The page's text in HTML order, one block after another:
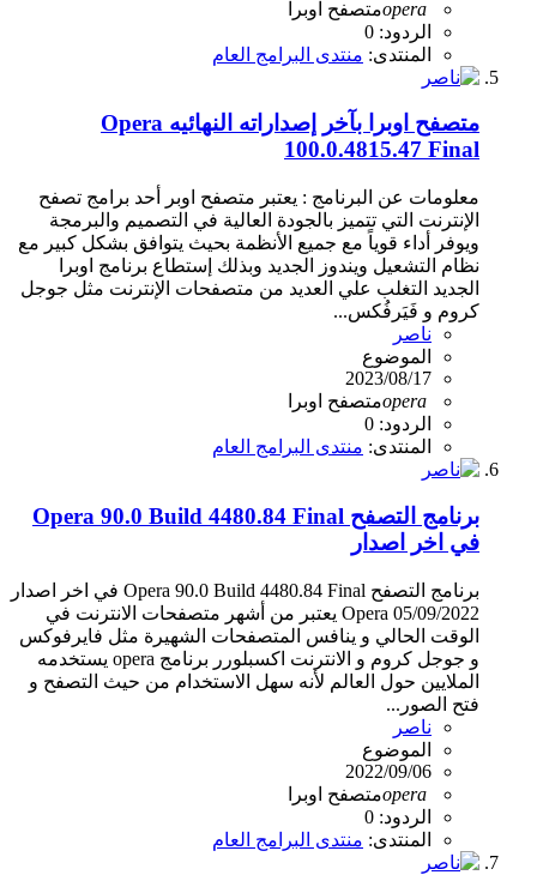
operaمتصفح اوبرا
الردود: 0
المنتدى: منتدى البرامج العام
متصفح اوبرا بآخر إصداراته النهائيه Opera
100.0.4815.47 Final
معلومات عن البرنامج : يعتبر متصفح اوبر أحد برامج تصفح
الإنترنت التي تتميز بالجودة العالية في التصميم والبرمجة
ويوفر أداء قوياً مع جميع الأنظمة بحيث يتوافق بشكل كبير مع
نظام التشعيل ويندوز الجديد وبذلك إستطاع برنامج اوبرا
الجديد التغلب علي العديد من متصفحات الإنترنت مثل جوجل
كروم و فَيَرفُكس...
ناصر
الموضوع
2023/08/17
operaمتصفح اوبرا
الردود: 0
المنتدى: منتدى البرامج العام
برنامج التصفح Opera 90.0 Build 4480.84 Final
في اخر اصدار
برنامج التصفح Opera 90.0 Build 4480.84 Final في اخر اصدار
05/09/2022 Opera يعتبر من أشهر متصفحات الانترنت في
الوقت الحالي و ينافس المتصفحات الشهيرة مثل فايرفوكس
و جوجل كروم و الانترنت اكسبلورر برنامج opera يستخدمه
الملايين حول العالم لأنه سهل الاستخدام من حيث التصفح و
فتح الصور...
ناصر
الموضوع
2022/09/06
operaمتصفح اوبرا
الردود: 0
المنتدى: منتدى البرامج العام